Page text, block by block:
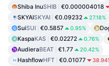
Shiba InuSHIB €0.000004018
SKYAISKYAI €0.09232 27.18%
SuiSUI €0.5857 0.95%
KaspaKAS €0.02272 0.76%
AudieraBEAT €1.77 20.42%
HashflowHFT €0.01077